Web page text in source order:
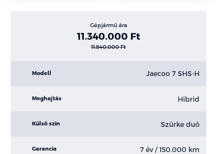
Gépjármű ára
11.340.000 Ft
11.840.000 Ft
Modell Jaecoo 7 SHS-H
Meghajtás Hibrid
Külső szín Szürke duó
Garancia 7 év / 150.000 km